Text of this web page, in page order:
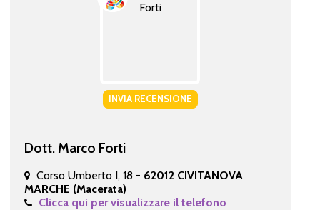
INVIA RECENSIONE
Dott. Marco Forti
Corso Umberto I, 18 - 62012 CIVITANOVA
MARCHE (Macerata)
Clicca qui per visualizzare il telefono